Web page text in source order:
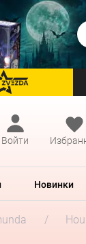
перейти на Zvezda
Войти
Новинки